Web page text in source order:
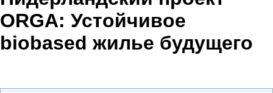
ORGA: Устойчивое
biobased жилье будущего